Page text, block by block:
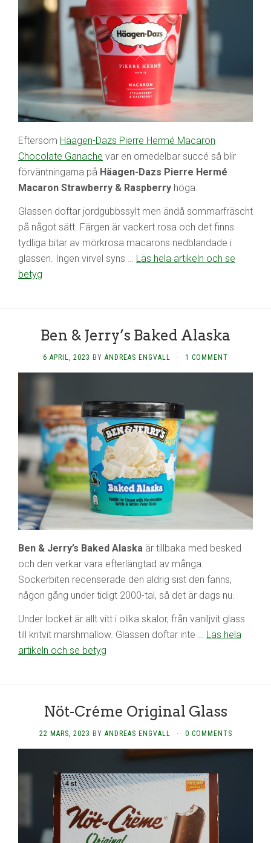
Eftersom Häagen-Dazs Pierre Hermé Macaron
Chocolate Ganache var en omedelbar succé så blir
förväntningarna på Häagen-Dazs Pierre Hermé
Macaron Strawberry & Raspberry höga.
Glassen doftar jordgubbssylt men ändå sommarfräscht
på något sätt. Färgen är vackert rosa och det finns
tydliga bitar av mörkrosa macarons nedblandade i
glassen. Ingen virvel syns … Läs hela artikeln och se
betyg
Ben & Jerry’s Baked Alaska
6 APRIL, 2023 BY ANDREAS ENGVALL · 1 COMMENT
Ben & Jerry’s Baked Alaska är tillbaka med besked
och den verkar vara efterlängtad av många.
Sockerbiten recenserade den aldrig sist den fanns,
någon gång under tidigt 2000-tal, så det är dags nu.
Under locket är allt vitt i olika skalor, från vaniljvit glass
till kritvit marshmallow. Glassen doftar inte … Läs hela
artikeln och se betyg
Nöt-Créme Original Glass
22 MARS, 2023 BY ANDREAS ENGVALL · 0 COMMENTS